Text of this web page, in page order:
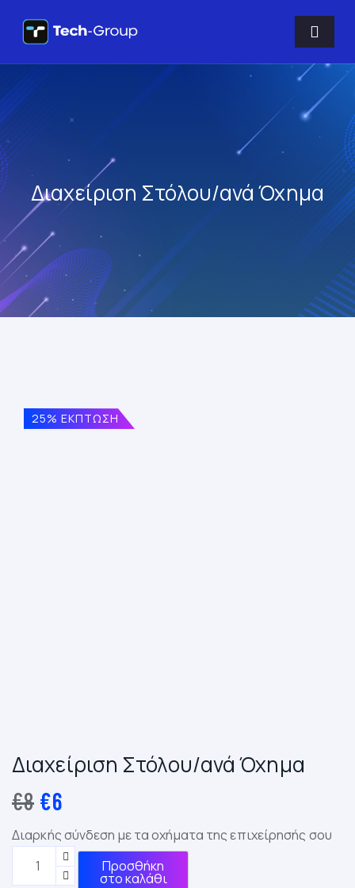
Διαχείριση Στόλου/ανά Όχημα
25% ΕΚΠΤΩΣΗ
Διαχείριση Στόλου/ανά Όχημα
€8 €6
Διαρκής σύνδεση με τα οχήματα της επιχείρησής σου
Προσθήκη
στο καλάθι